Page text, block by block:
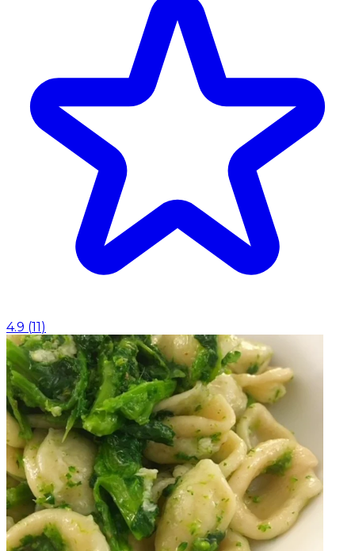
4.9 (11 )